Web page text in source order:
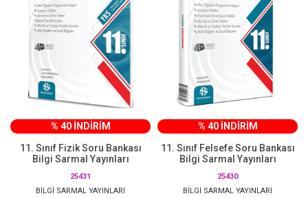
% 40 İNDİRİM
11. Sınıf Fizik Soru Bankası
Bilgi Sarmal Yayınları
25431
BİLGİ SARMAL YAYINLARI
% 40 İNDİRİM
11. Sınıf Felsefe Soru Bankası
Bilgi Sarmal Yayınları
25430
BİLGİ SARMAL YAYINLARI